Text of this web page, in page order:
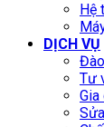
Hệ
DỊCH VỤ
Tư